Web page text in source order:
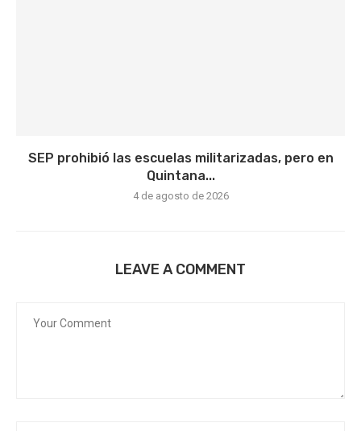
SEP prohibió las escuelas militarizadas, pero en
Quintana...
4 de agosto de 2026
LEAVE A COMMENT